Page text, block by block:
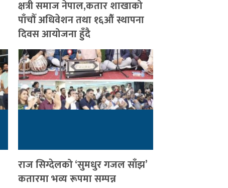
क्षत्री समाज नेपाल,कतार शाखाको
पाँचौँ अधिवेशन तथा १६औँ स्थापना
दिवस आयोजना हुँदै
राज सिग्देलको ‘सुमधुर गजल साँझ’
कतारमा भव्य रूपमा सम्पन्न